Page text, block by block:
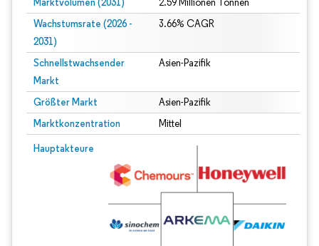
2.59 Millionen Tonnen
Wachstumsrate (2026 -
2031)
3.66% CAGR
Schnellstwachsender
Markt
Asien-Pazifik
Größter Markt Asien-Pazifik
Marktkonzentration Mittel
Hauptakteure
Bild © Mordor Intelligence. Wiederverwendung erfordert Namensnennung